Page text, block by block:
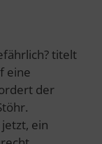
titelt
eine
der
ein